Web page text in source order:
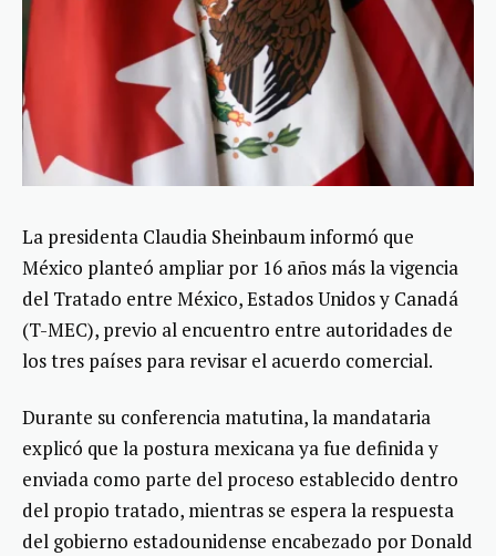
La presidenta Claudia Sheinbaum informó que
México planteó ampliar por 16 años más la vigencia
del Tratado entre México, Estados Unidos y Canadá
(T-MEC), previo al encuentro entre autoridades de
los tres países para revisar el acuerdo comercial.
Durante su conferencia matutina, la mandataria
explicó que la postura mexicana ya fue definida y
enviada como parte del proceso establecido dentro
del propio tratado, mientras se espera la respuesta
del gobierno estadounidense encabezado por Donald